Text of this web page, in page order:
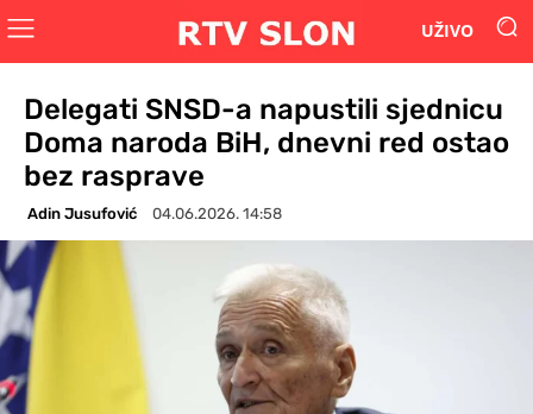
UŽIVO
Delegati SNSD-a napustili sjednicu
Doma naroda BiH, dnevni red ostao
bez rasprave
Adin Jusufović 04.06.2026. 14:58